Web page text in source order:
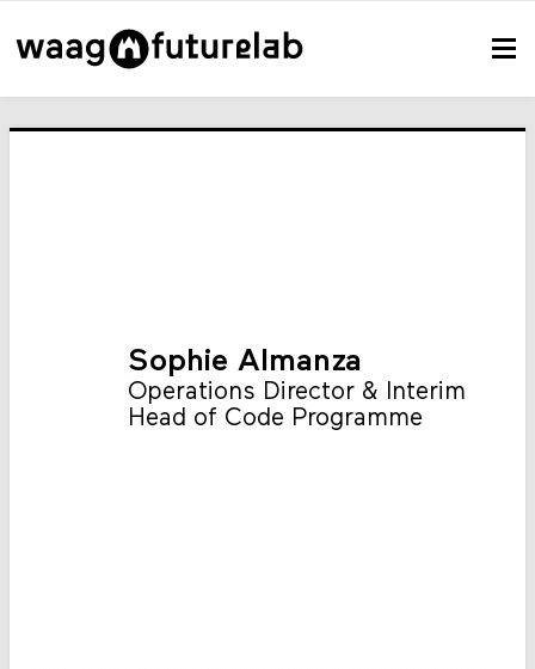
Sophie Almanza
Operations Director & Interim
Head of Code Programme